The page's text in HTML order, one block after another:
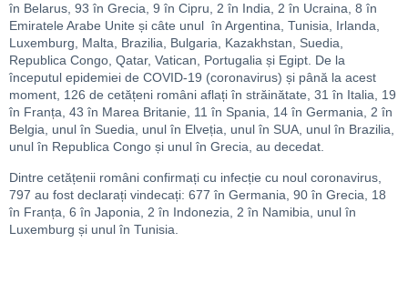
în Belarus, 93 în Grecia, 9 în Cipru, 2 în India, 2 în Ucraina, 8 în
Emiratele Arabe Unite și câte unul în Argentina, Tunisia, Irlanda,
Luxemburg, Malta, Brazilia, Bulgaria, Kazakhstan, Suedia,
Republica Congo, Qatar, Vatican, Portugalia și Egipt. De la
începutul epidemiei de COVID-19 (coronavirus) și până la acest
moment, 126 de cetățeni români aflați în străinătate, 31 în Italia, 19
în Franța, 43 în Marea Britanie, 11 în Spania, 14 în Germania, 2 în
Belgia, unul în Suedia, unul în Elveția, unul în SUA, unul în Brazilia,
unul în Republica Congo și unul în Grecia, au decedat.
Dintre cetățenii români confirmați cu infecție cu noul coronavirus,
797 au fost declarați vindecați: 677 în Germania, 90 în Grecia, 18
în Franța, 6 în Japonia, 2 în Indonezia, 2 în Namibia, unul în
Luxemburg și unul în Tunisia.